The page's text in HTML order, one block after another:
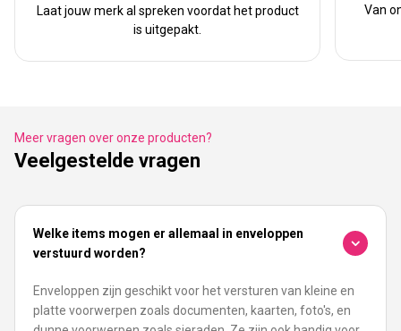
Laat jouw merk al spreken voordat het product
is uitgepakt.
Van
Meer vragen over onze producten?
Veelgestelde vragen
Welke items mogen er allemaal in enveloppen
verstuurd worden?
Enveloppen zijn geschikt voor het versturen van kleine en
platte voorwerpen zoals documenten, kaarten, foto's, en